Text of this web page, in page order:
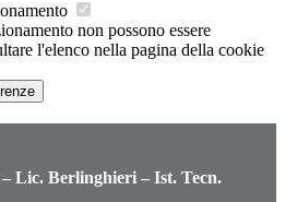
non possono essere
l'elenco nella pagina della cookie
Lic. Berlinghieri – Ist. Tecn.